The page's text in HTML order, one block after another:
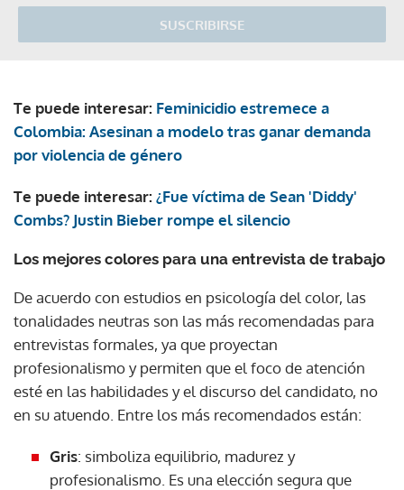
SUSCRIBIRSE
Te puede interesar: Feminicidio estremece a
Colombia: Asesinan a modelo tras ganar demanda
por violencia de género
Te puede interesar: ¿Fue víctima de Sean 'Diddy'
Combs? Justin Bieber rompe el silencio
Los mejores colores para una entrevista de trabajo
De acuerdo con estudios en psicología del color, las
tonalidades neutras son las más recomendadas para
entrevistas formales, ya que proyectan
profesionalismo y permiten que el foco de atención
esté en las habilidades y el discurso del candidato, no
en su atuendo. Entre los más recomendados están:
Gris: simboliza equilibrio, madurez y
profesionalismo. Es una elección segura que